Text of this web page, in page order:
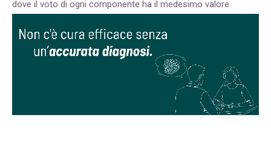
dove il voto di ogni componente ha il medesimo valore.